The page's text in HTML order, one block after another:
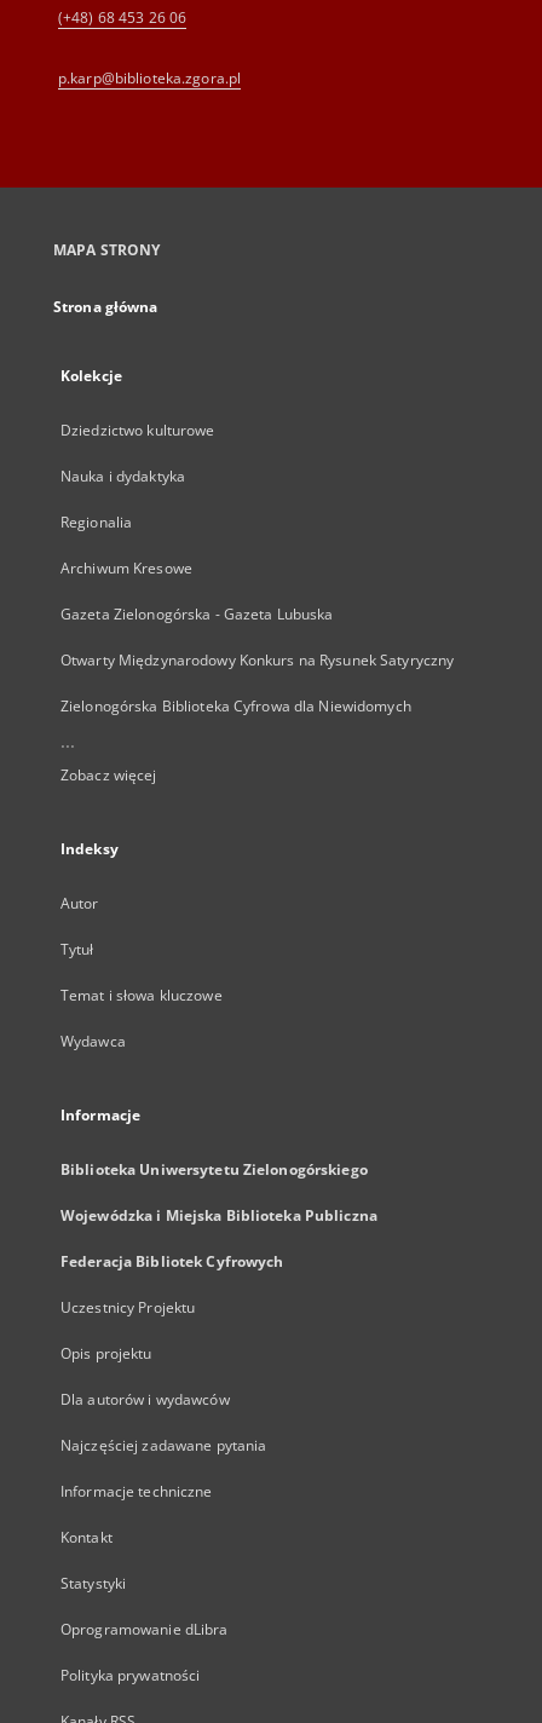
(+48) 68 453 26 06
p.karp@biblioteka.zgora.pl
MAPA STRONY
Strona główna
Kolekcje
Dziedzictwo kulturowe
Nauka i dydaktyka
Regionalia
Archiwum Kresowe
Gazeta Zielonogórska - Gazeta Lubuska
Otwarty Międzynarodowy Konkurs na Rysunek Satyryczny
Zielonogórska Biblioteka Cyfrowa dla Niewidomych
...
Zobacz więcej
Indeksy
Autor
Tytuł
Temat i słowa kluczowe
Wydawca
Informacje
Biblioteka Uniwersytetu Zielonogórskiego
Wojewódzka i Miejska Biblioteka Publiczna
Federacja Bibliotek Cyfrowych
Uczestnicy Projektu
Opis projektu
Dla autorów i wydawców
Najczęściej zadawane pytania
Informacje techniczne
Kontakt
Statystyki
Oprogramowanie dLibra
Polityka prywatności